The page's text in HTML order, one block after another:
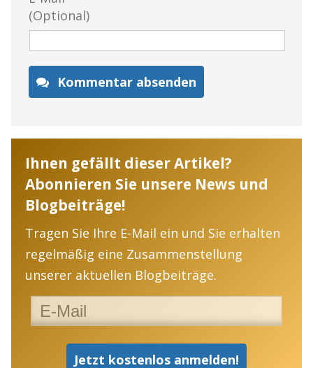
(Optional)
Kommentar absenden
Ihnen gefällt dieser Artikel?
Abonnieren Sie unsere News und
Blogbeiträge!
Tragen Sie Ihre E-Mail ein und Sie erhalten
regelmäßig eine Zusammenstellung
unserer aktuellen Blogbeiträge.